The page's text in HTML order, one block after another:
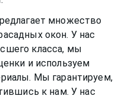
множество
окон. У нас
класса, мы
и используем
Мы гарантируем,
к нам. У нас